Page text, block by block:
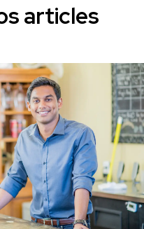
articles